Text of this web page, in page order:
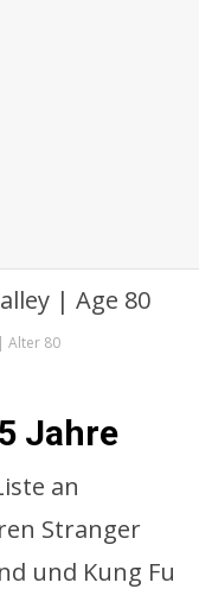
Alter 80
Jahre
an
Stranger
und Kung Fu